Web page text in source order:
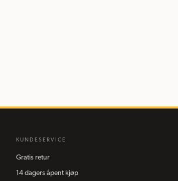
KUNDESERVICE
Gratis retur
14 dagers åpent kjøp